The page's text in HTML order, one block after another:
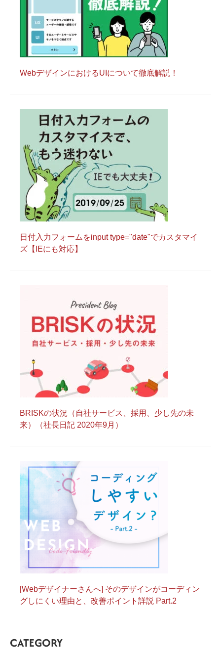
WebデザインにおけるUIについて徹底解説！
日付入力フォームをinput type="date"でカスタマイ
ズ【IEにも対応】
BRISKの状況（自社サービス、採用、少し先の未
来）（社長日記 2020年9月）
[Webデザイナーさんへ] そのデザインがコーディン
グしにくい理由と、改善ポイント詳説 Part.2
CATEGORY